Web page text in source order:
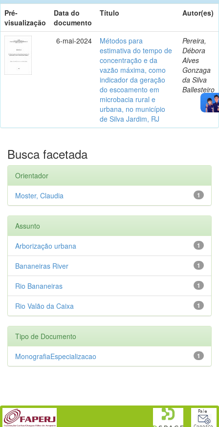
Pré-
visualização
Data do
documento
Título Autor(es)
6-mai-2024
Métodos para
estimativa do tempo de
concentração e da
vazão máxima, como
indicador da geração
do escoamento em
microbacia rural e
urbana, no município
de Silva Jardim, RJ
Pereira,
Débora
Alves
Gonzaga
da Silva
Ballesteiro
Busca facetada
Orientador
1
Moster, Claudia
Assunto
1
Arborização urbana
1
Bananeiras River
1
Rio Bananeiras
1
Rio Valão da Caixa
Tipo de Documento
1
MonografiaEspecializacao